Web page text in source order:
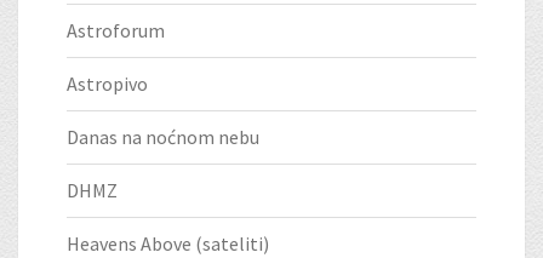
Astroforum
Astropivo
Danas na noćnom nebu
DHMZ
Heavens Above (sateliti)